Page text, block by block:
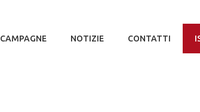
CAMPAGNE NOTIZIE CONTATTI